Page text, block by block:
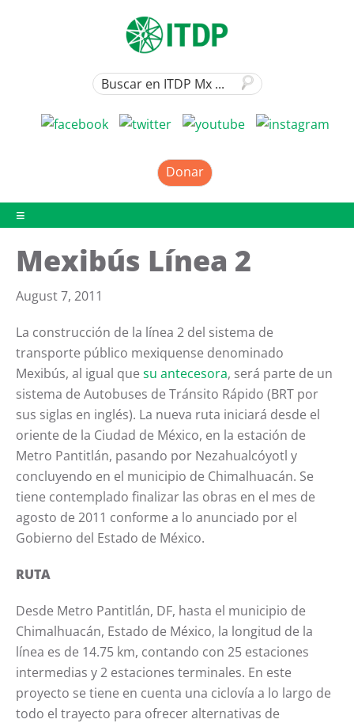
Donar
Mexibús Línea 2
August 7, 2011
La construcción de la línea 2 del sistema de
transporte público mexiquense denominado
Mexibús, al igual que su antecesora, será parte de un
sistema de Autobuses de Tránsito Rápido (BRT por
sus siglas en inglés). La nueva ruta iniciará desde el
oriente de la Ciudad de México, en la estación de
Metro Pantitlán, pasando por Nezahualcóyotl y
concluyendo en el municipio de Chimalhuacán. Se
tiene contemplado finalizar las obras en el mes de
agosto de 2011 conforme a lo anunciado por el
Gobierno del Estado de México.
RUTA
Desde Metro Pantitlán, DF, hasta el municipio de
Chimalhuacán, Estado de México, la longitud de la
línea es de 14.75 km, contando con 25 estaciones
intermedias y 2 estaciones terminales. En este
proyecto se tiene en cuenta una ciclovía a lo largo de
todo el trayecto para ofrecer alternativas de